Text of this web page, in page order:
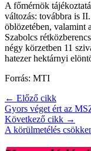
A főmérnök
változás: továbbra is
öblözetében, valamint
Szabolcs
négy körzetben 11
hatezer hektárnyi
Forrás: MTI
← Előző cikk
Gyors véget ért az
Következő cikk →
A körülmetélés